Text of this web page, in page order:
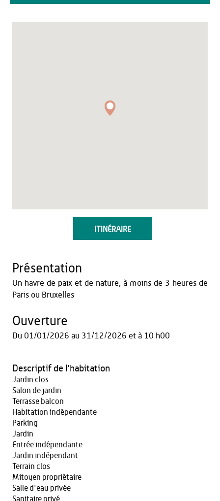
ITINÉRAIRE
Présentation
Un havre de paix et de nature, à moins de 3 heures de
Paris ou Bruxelles
Ouverture
Du 01/01/2026 au 31/12/2026 et à 10 h00
Descriptif de l'habitation
Jardin clos
Salon de jardin
Terrasse balcon
Habitation indépendante
Parking
Jardin
Entrée indépendante
Jardin indépendant
Terrain clos
Mitoyen propriétaire
Salle d'eau privée
Sanitaire privé